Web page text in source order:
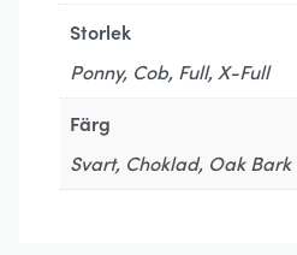
Storlek
Ponny, Cob, Full, X-Full
Färg
Svart, Choklad, Oak Bark